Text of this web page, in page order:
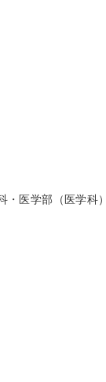
・医学部（医学科